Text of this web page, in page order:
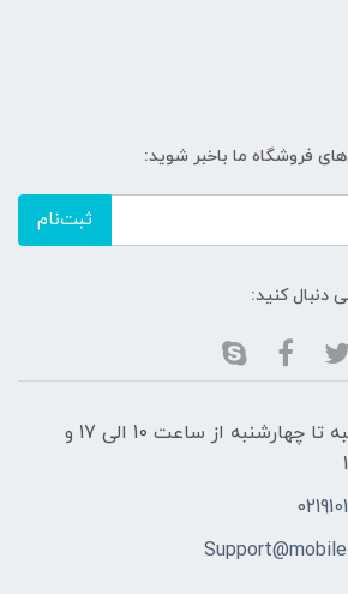
فروشگاه ما باخبر شوید:
ثبت‌نام
دنبال کنید:
زمان پاسخگویی از شنبه تا چهارشنبه از ساعت 10 الی 17 و